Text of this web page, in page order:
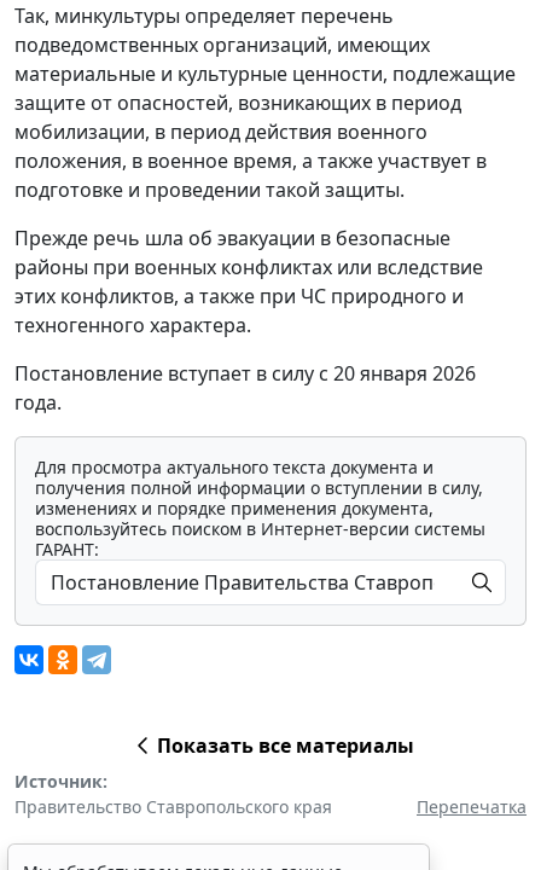
Так, минкультуры определяет перечень
подведомственных организаций, имеющих
материальные и культурные ценности, подлежащие
защите от опасностей, возникающих в период
мобилизации, в период действия военного
положения, в военное время, а также участвует в
подготовке и проведении такой защиты.
Прежде речь шла об эвакуации в безопасные
районы при военных конфликтах или вследствие
этих конфликтов, а также при ЧС природного и
техногенного характера.
Постановление вступает в силу с 20 января 2026
года.
Для просмотра актуального текста документа и
получения полной информации о вступлении в силу,
изменениях и порядке применения документа,
воспользуйтесь поиском в Интернет-версии системы
ГАРАНТ:
Показать все материалы
Источник:
Правительство Ставропольского края
Перепечатка